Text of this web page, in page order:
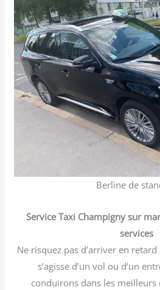
Berline de
Service Taxi Champigny sur
services
Ne risquez pas d’arriver en
s’agisse d’un vol ou d’un
conduirons dans les meilleurs